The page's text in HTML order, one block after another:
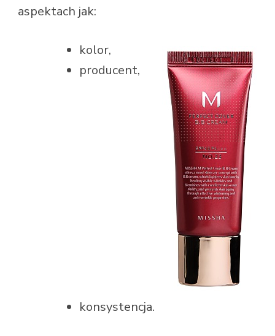
aspektach jak:
kolor,
producent,
konsystencja.